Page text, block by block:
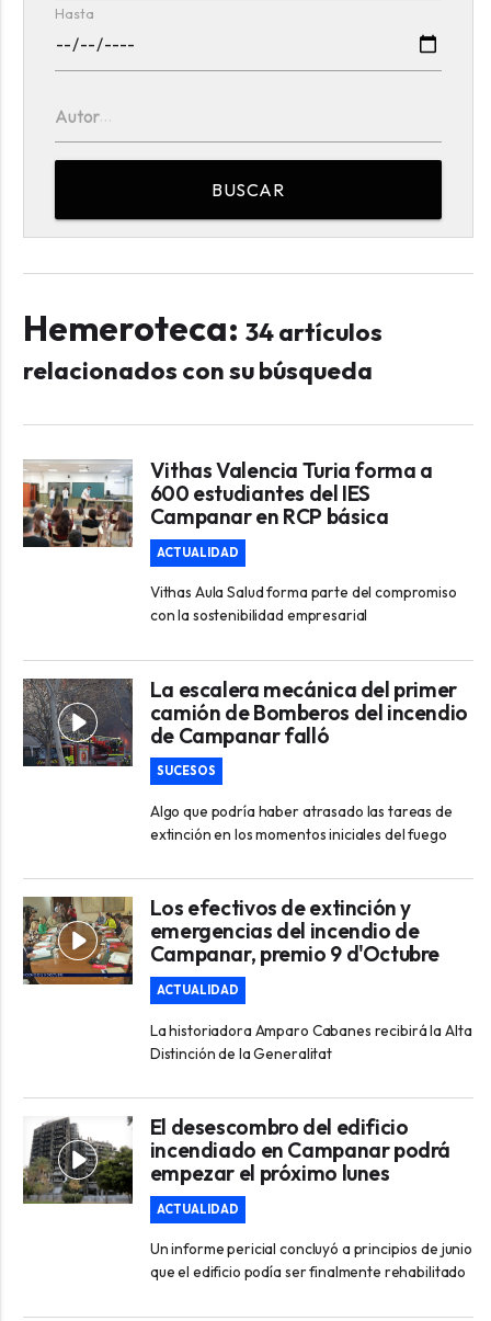
Hasta
Autor
BUSCAR
Hemeroteca: 34 artículos
relacionados con su búsqueda
Vithas Valencia Turia forma a
600 estudiantes del IES
Campanar en RCP básica
ACTUALIDAD
Vithas Aula Salud forma parte del compromiso
con la sostenibilidad empresarial
La escalera mecánica del primer
camión de Bomberos del incendio
de Campanar falló
SUCESOS
Algo que podría haber atrasado las tareas de
extinción en los momentos iniciales del fuego
Los efectivos de extinción y
emergencias del incendio de
Campanar, premio 9 d'Octubre
ACTUALIDAD
La historiadora Amparo Cabanes recibirá la Alta
Distinción de la Generalitat
El desescombro del edificio
incendiado en Campanar podrá
empezar el próximo lunes
ACTUALIDAD
Un informe pericial concluyó a principios de junio
que el edificio podía ser finalmente rehabilitado